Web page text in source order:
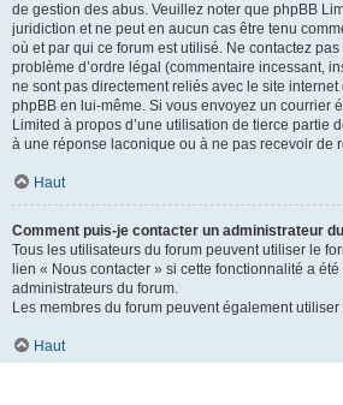
de gestion des abus. Veuillez noter que phpBB
juridiction et ne peut en aucun cas être tenu
où et par qui ce forum est utilisé. Ne contactez
problème d’ordre légal (commentaire incessant,
ne sont pas directement reliés avec le site internet
phpBB en lui-même. Si vous envoyez un courrier
Limited à propos d’une utilisation de tierce partie
à une réponse laconique ou à ne pas recevoir de
Haut
Comment puis-je contacter un administrateur
Tous les utilisateurs du forum peuvent utiliser le
lien « Nous contacter » si cette fonctionnalité a
administrateurs du forum.
Les membres du forum peuvent également utiliser
Haut